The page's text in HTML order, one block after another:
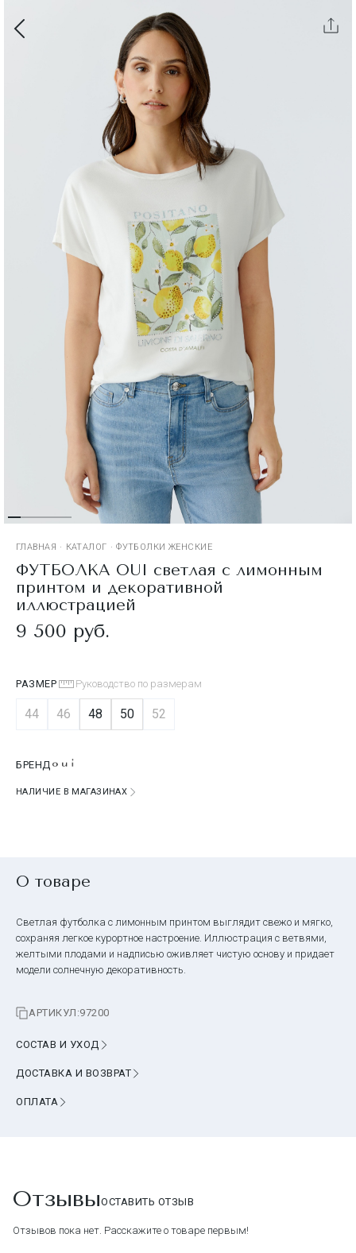
ГЛАВНАЯ · КАТАЛОГ · ФУТБОЛКИ ЖЕНСКИЕ
ФУТБОЛКА OUI светлая с лимонным
принтом и декоративной
иллюстрацией
9 500 руб.
РАЗМЕР Руководство по размерам
44 46 48 50 52
БРЕНД
НАЛИЧИЕ В МАГАЗИНАХ
О товаре
Светлая футболка с лимонным принтом выглядит свежо и мягко,
сохраняя легкое курортное настроение. Иллюстрация с ветвями,
желтыми плодами и надписью оживляет чистую основу и придает
модели солнечную декоративность.
АРТИКУЛ:97200
СОСТАВ И УХОД
ДОСТАВКА И ВОЗВРАТ
ОПЛАТА
ОтзывыОСТАВИТЬ ОТЗЫВ
Отзывов пока нет. Расскажите о товаре первым!